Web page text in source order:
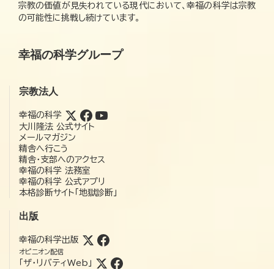
宗教の価値が見失われている現代において、幸福の科学は宗教
の可能性に挑戦し続けています。
幸福の科学グループ
宗教法人
幸福の科学
大川隆法 公式サイト
メールマガジン
精舎へ行こう
精舎・支部へのアクセス
幸福の科学 法務室
幸福の科学 公式アプリ
本格診断サイト「地獄診断」
出版
幸福の科学出版
オピニオン配信
「ザ・リバティWeb」